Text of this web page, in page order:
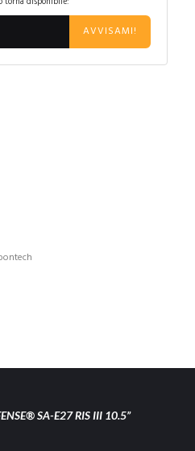
AVVISAMI!
SA-E27 RIS III 10.5”